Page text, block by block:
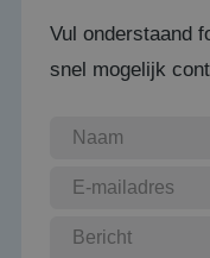
Vul onderstaand
snel mogelijk